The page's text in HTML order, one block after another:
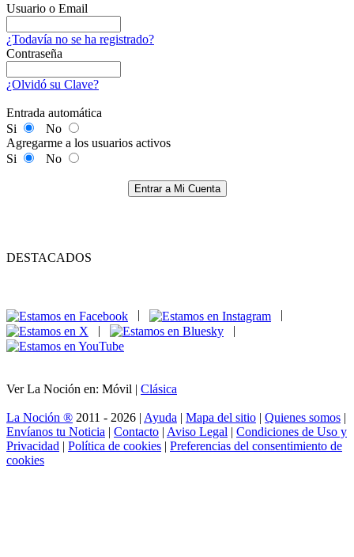
Usuario o Email
¿Todavía no se ha registrado?
Contraseña
¿Olvidó su Clave?
Entrada automática
Si
No
Agregarme a los usuarios activos
Si
No
Entrar a Mi Cuenta
DESTACADOS
|
|
Ver La Noción en: Móvil | Clásica
La Noción ® 2011 - 2026 | Ayuda | Mapa del sitio | Quienes somos |
Envíanos tu Noticia | Contacto | Aviso Legal | Condiciones de Uso y
Privacidad | Política de cookies | Preferencias del consentimiento de
cookies